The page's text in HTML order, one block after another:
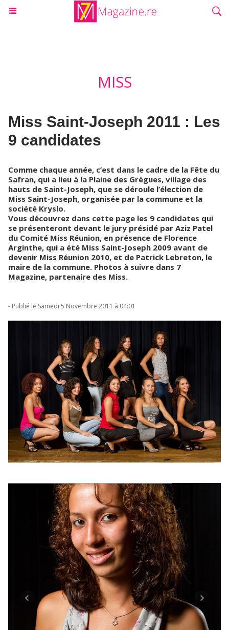
MISS
Miss Saint-Joseph 2011 : Les
9 candidates
Comme chaque année, c’est dans le cadre de la Fête du
Safran, qui a lieu à la Plaine des Grègues, village des
hauts de Saint-Joseph, que se déroule l’élection de
Miss Saint-Joseph, organisée par la commune et la
société Kryslo.
Vous découvrez dans cette page les 9 candidates qui
se présenteront devant le jury présidé par Aziz Patel
du Comité Miss Réunion, en présence de Florence
Arginthe, qui a été Miss Saint-Joseph 2009 avant de
devenir Miss Réunion 2010, et de Patrick Lebreton, le
maire de la commune. Photos à suivre dans 7
Magazine, partenaire des Miss.
- Publié le Samedi 5 Novembre 2011 à 04:01